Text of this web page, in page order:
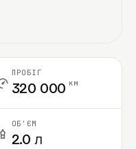
ПРОБІГ
320 000 км
ОБ'ЄМ
2.0 л